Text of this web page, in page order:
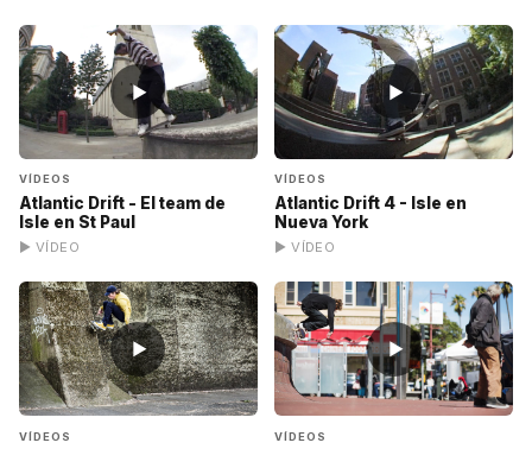
▶
VÍDEOS
Atlantic Drift - El team de
Isle en St Paul
▶ VÍDEO
▶
VÍDEOS
Atlantic Drift 4 - Isle en
Nueva York
▶ VÍDEO
▶
VÍDEOS
▶
VÍDEOS